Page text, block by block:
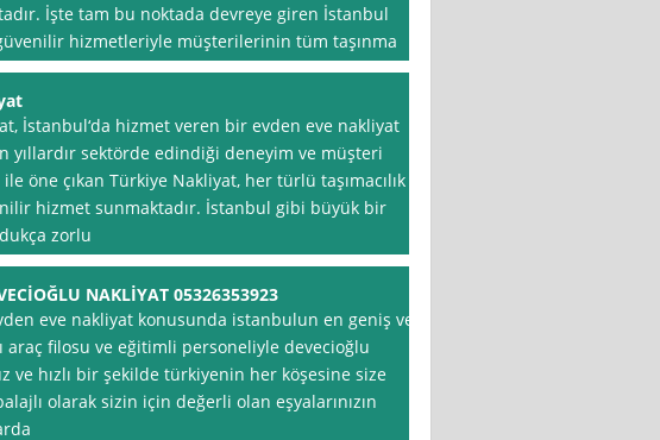
İşte tam bu noktada devreye giren İstanbul
hizmetleriyle müşterilerinin tüm taşınma
İstanbul‘da hizmet veren bir evden eve nakliyat
yıllardır sektörde edindiği deneyim ve müşteri
öne çıkan Türkiye Nakliyat, her türlü taşımacılık
hizmet sunmaktadır. İstanbul gibi büyük bir
zorlu
NAKLİYAT 05326353923
eve nakliyat konusunda istanbulun en geniş ve
araç filosu ve eğitimli personeliyle devecioğlu
ve hızlı bir şekilde türkiyenin her köşesine size
olarak sizin için değerli olan eşyalarınızın